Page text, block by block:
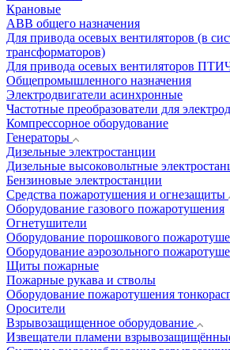
Крановые
АВВ общего назначения
Для привода осевых вентиляторов (в
трансформаторов)
Для привода осевых вентиляторов
Общепромышленного назначения
Электродвигатели асинхронные
Частотные преобразователи для
Компрессорное оборудование
Генераторы
Дизельные электростанции
Дизельные высоковольтные
Бензиновые электростанции
Средства пожаротушения и огнезащиты
Оборудование газового пожаротушения
Огнетушители
Оборудование порошкового
Оборудование аэрозольного
Щиты пожарные
Пожарные рукава и стволы
Оборудование пожаротушения
Оросители
Взрывозащищенное оборудование
Извещатели пламени